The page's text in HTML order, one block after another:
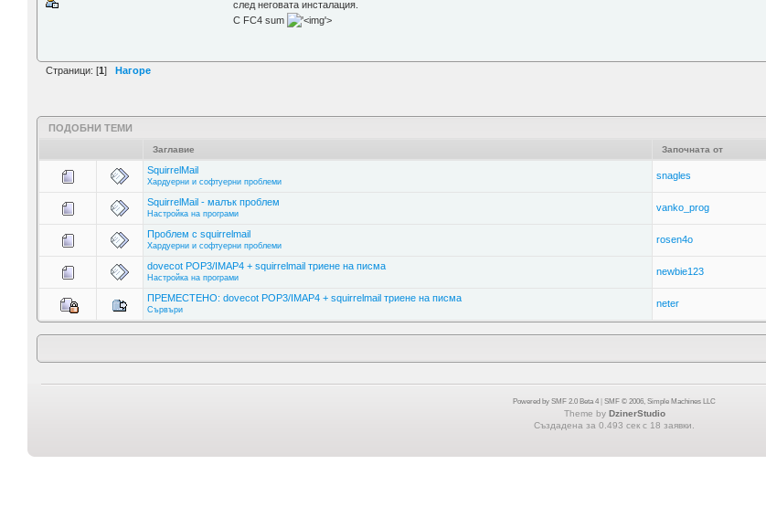
след неговата инсталация.
С FC4 sum
'>
Страници: [1] Нагоре
ПОДОБНИ ТЕМИ
Заглавие Започната от
SquirrelMail
Хардуерни и софтуерни проблеми
snagles
SquirrelMail - малък проблем
Настройка на програми
vanko_prog
Проблем с squirrelmail
Хардуерни и софтуерни проблеми
rosen4o
dovecot POP3/IMAP4 + squirrelmail триене на писма
Настройка на програми
newbie123
ПРЕМЕСТЕНО: dovecot POP3/IMAP4 + squirrelmail триене на писма
Сървъри
neter
Powered by SMF 2.0 Beta 4 SMF © 2006, Simple Machines LLC
Theme by DzinerStudio
Създадена за 0.493 сек с 18 заявки.